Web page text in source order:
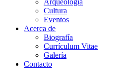
Arqueología
Cultura
Eventos
Acerca de
Biografía
Currículum Vitae
Galería
Contacto